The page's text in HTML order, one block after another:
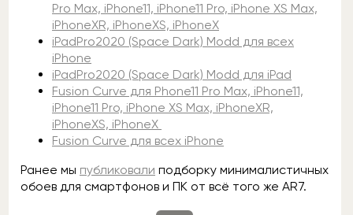
Pro Max, iPhone11, iPhone11 Pro, iPhone XS Max,
iPhoneXR, iPhoneXS, iPhoneX
iPadPro2020 (Space Dark) Modd для всех
iPhone
iPadPro2020 (Space Dark) Modd для iPad
Fusion Curve для Phone11 Pro Max, iPhone11,
iPhone11 Pro, iPhone XS Max, iPhoneXR,
iPhoneXS, iPhoneX
Fusion Curve для всех iPhone
Ранее мы публиковали подборку минималистичных
обоев для смартфонов и ПК от всё того же AR7.